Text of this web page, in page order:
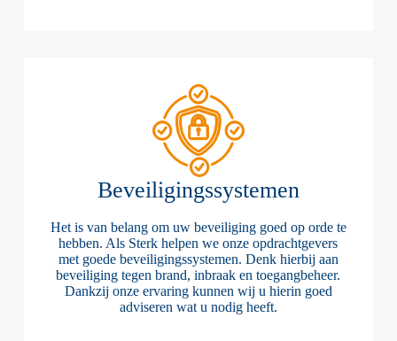
Beveiligingssystemen
Het is van belang om uw beveiliging goed op orde te
hebben. Als Sterk helpen we onze opdrachtgevers
met goede beveiligingssystemen. Denk hierbij aan
beveiliging tegen brand, inbraak en toegangbeheer.
Dankzij onze ervaring kunnen wij u hierin goed
adviseren wat u nodig heeft.